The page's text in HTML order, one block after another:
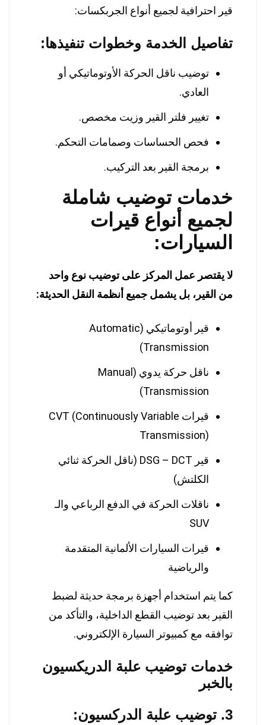
قير احترافية لجميع أنواع الجربكسات:
تفاصيل الخدمة وخطوات تنفيذها:
توضيب ناقل الحركة الأوتوماتيكي أو
العادي.
تغيير فلتر القير وزيت مخصص.
فحص الحساسات وصمامات التحكم.
برمجة القير بعد التركيب.
خدمات توضيب شاملة
لجميع أنواع قيرات
السيارات:
لا يقتصر عمل المركز على توضيب نوع واحد
من القير، بل يشمل جميع أنظمة النقل الحديثة:
قير أوتوماتيكي (Automatic
Transmission)
ناقل حركة يدوي (Manual
Transmission)
قيرات CVT (Continuously Variable
Transmission)
قير DSG – DCT (ناقل الحركة ثنائي
الكلتش)
ناقلات الحركة في الدفع الرباعي والـ
SUV
قيرات السيارات الألمانية المتقدمة
والرياضية
كما يتم استخدام أجهزة برمجة حديثة لضبط
القير بعد توضيب القطع الداخلية، والتأكد من
توافقه مع كمبيوتر السيارة الإلكتروني.
خدمات توضيب علبة الدريكسيون
بالخبر
3. توضيب علبة الدركسيون: